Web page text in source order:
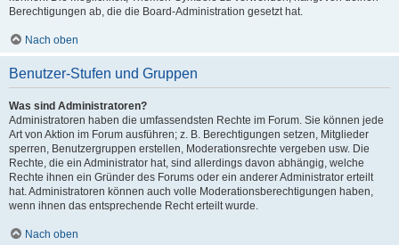
Berechtigungen ab, die die Board-Administration gesetzt hat.
Nach oben
Benutzer-Stufen und Gruppen
Was sind Administratoren?
Administratoren haben die umfassendsten Rechte im Forum. Sie können jede
Art von Aktion im Forum ausführen; z. B. Berechtigungen setzen, Mitglieder
sperren, Benutzergruppen erstellen, Moderationsrechte vergeben usw. Die
Rechte, die ein Administrator hat, sind allerdings davon abhängig, welche
Rechte ihnen ein Gründer des Forums oder ein anderer Administrator erteilt
hat. Administratoren können auch volle Moderationsberechtigungen haben,
wenn ihnen das entsprechende Recht erteilt wurde.
Nach oben